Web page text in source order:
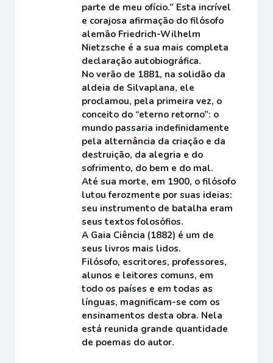
parte de meu ofício.” Esta incrível
e corajosa afirmação do filósofo
alemão Friedrich-Wilhelm
Nietzsche é a sua mais completa
declaração autobiográfica.
No verão de 1881, na solidão da
aldeia de Silvaplana, ele
proclamou, pela primeira vez, o
conceito do “eterno retorno”: o
mundo passaria indefinidamente
pela alternância da criação e da
destruição, da alegria e do
sofrimento, do bem e do mal.
Até sua morte, em 1900, o filósofo
lutou ferozmente por suas ideias:
seu instrumento de batalha eram
seus textos folosófios.
A Gaia Ciência (1882) é um de
seus livros mais lidos.
Filósofo, escritores, professores,
alunos e leitores comuns, em
todo os países e em todas as
línguas, magnificam-se com os
ensinamentos desta obra. Nela
está reunida grande quantidade
de poemas do autor.